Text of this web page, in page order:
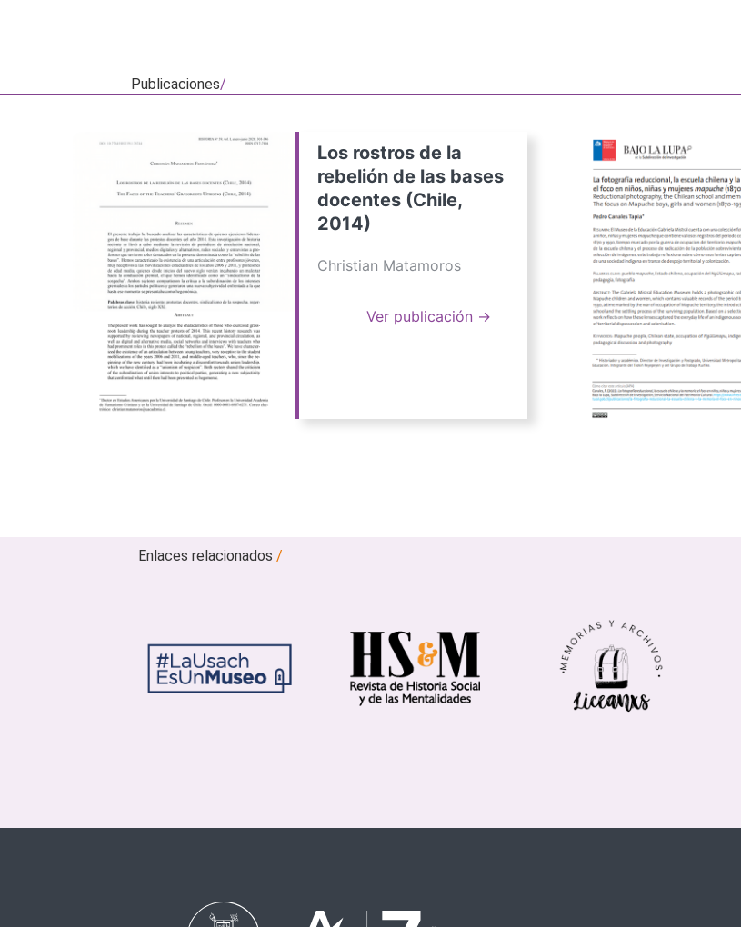
Publicaciones/
Los rostros de la
rebelión de las bases
docentes (Chile,
2014)
Christian Matamoros
Ver publicación →
Enlaces relacionados/